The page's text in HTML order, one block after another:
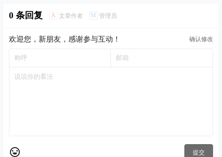
0 条回复 A 文章作者 M 管理员
欢迎您，新朋友，感谢参与互动！ 确认修改
提交